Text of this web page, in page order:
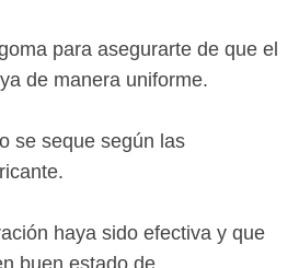
para asegurarte de que el
de manera uniforme.
se seque según las
haya sido efectiva y que
buen estado de